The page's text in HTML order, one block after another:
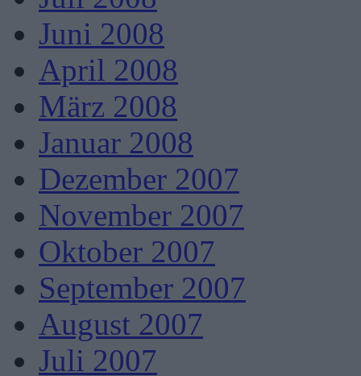
Juni 2008
April 2008
März 2008
Januar 2008
Dezember 2007
November 2007
Oktober 2007
September 2007
August 2007
Juli 2007